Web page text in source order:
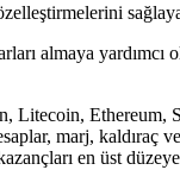
almaya
Litecoin,
marj, kaldıraç
en üst